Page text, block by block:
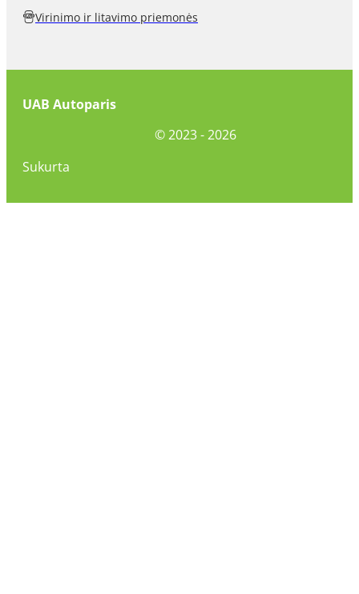
Virinimo ir litavimo priemonės
UAB Autoparis
©2023 - 2026
Sukurta